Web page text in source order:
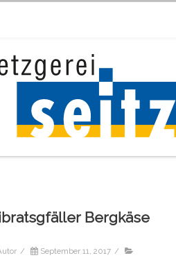
Bergkäse
/ September 11, 2017 /